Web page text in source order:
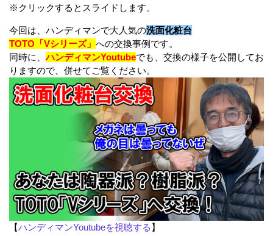
※クリックするとスライドします。
今回は、ハンディマンで大人気の洗面化粧台
TOTO「Vシリーズ」 への交換事例です。
同時に、ハンディマンYoutubeでも、交換の様子を公開してお
りますので、併せてご覧ください。
【ハンディマンYoutubeを視聴する 】